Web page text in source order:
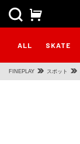
ALL SKATE
FINEPLAY スポット